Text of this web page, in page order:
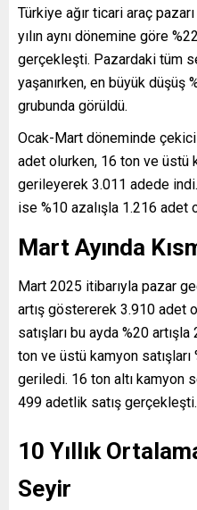
Türkiye ağır ticari araç
yılın aynı dönemine göre
gerçekleşti. Pazardaki tüm
yaşanırken, en büyük düşüş
grubunda görüldü.
Ocak-Mart döneminde çekici
adet olurken, 16 ton ve üstü
gerileyerek 3.011 adede
ise %10 azalışla 1.216 adet
Mart Ayında
Mart 2025 itibarıyla pazar
artış göstererek 3.910 adet
satışları bu ayda %20
ton ve üstü kamyon
geriledi. 16 ton altı kamyon
499 adetlik satış gerçekleşti.
10 Yıllık
Seyir